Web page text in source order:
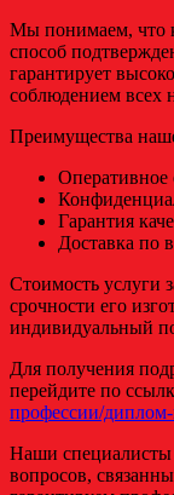
Мы понимаем, что
способ
гарантирует
соблюдением всех
Преимущества
Гарантия
Доставка по
Стоимость услуги
срочности его
индивидуальный
Для получения
перейдите по
профессии/
Наши
вопросов,